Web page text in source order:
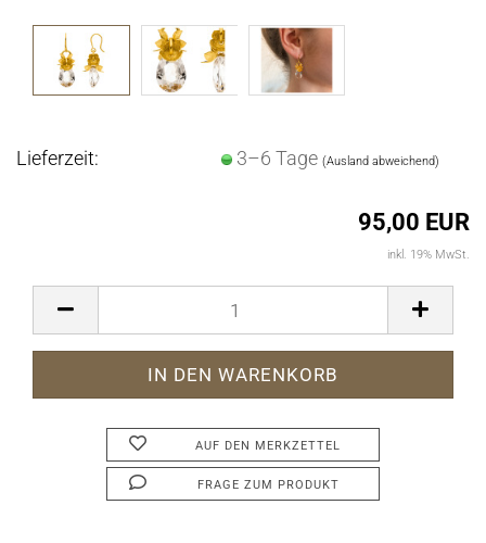
Lieferzeit: 3–6 Tage(Ausland abweichend)
95,00 EUR
inkl. 19% MwSt.
AUF DEN MERKZETTEL
FRAGE ZUM PRODUKT